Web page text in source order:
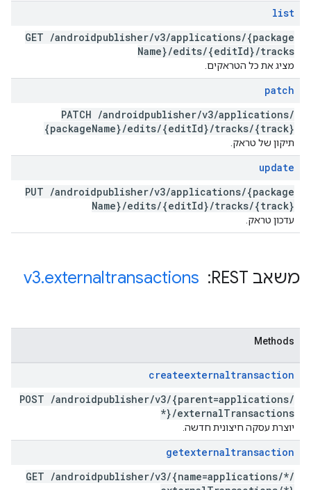
list
GET /androidpublisher/v3/applications/{package
Name}/edits/{editId}/tracks
מציג את כל הטראקים.
patch
PATCH /androidpublisher/v3/applications/
{packageName}/edits/{editId}/tracks/{track}
תיקון של טראק.
update
PUT /androidpublisher/v3/applications/{package
Name}/edits/{editId}/tracks/{track}
עדכון טראק.
משאב REST: ‏ v3.externaltransactions
Methods
createexternaltransaction
POST /androidpublisher/v3/{parent=applications/
*}/externalTransactions
יוצרת עסקה חיצונית חדשה.
getexternaltransaction
GET /androidpublisher/v3/{name=applications/*/